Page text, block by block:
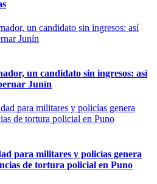
un candidato sin ingresos: así
Junín
para militares y policías genera
de tortura policial en Puno